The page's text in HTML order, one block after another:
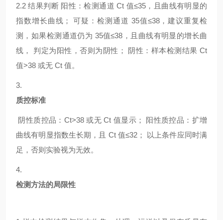
2.2结果判断 阳性：检测通道 Ct 值≤35，且曲线有明显的
指数增长曲线； 可疑：检测通道 35值≤38，建议重复检
测，如果检测通道仍为 35值≤38，且曲线有明显的增长曲
线， 判定为阳性，否则为阴性； 阴性：样本检测结果 Ct
值>38 或无 Ct 值。
3.
质控标准
阴性质控品： Ct>38 或无 Ct 值显示； 阳性质控品：扩增
曲线有明显指数生长期，且 Ct 值≤32； 以上条件应同时满
足，否则实验视为无效。
4.
检测方法的局限性